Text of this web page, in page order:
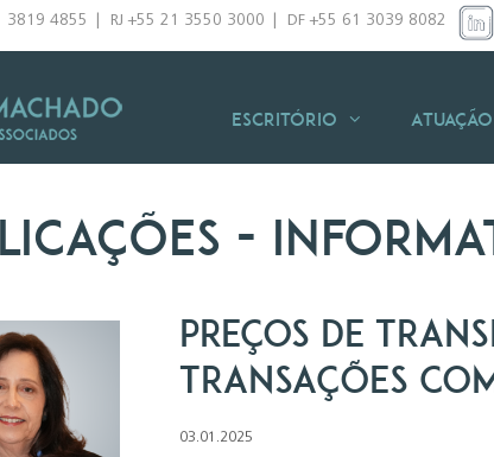
3819 4855 RJ +55 21 3550 3000 DF +55 61 3039 8082
Escritório Atuação
-
Preços de
transações
03.01.2025